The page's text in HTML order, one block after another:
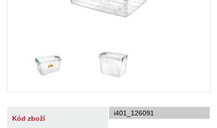
Kód zboží
i401_126091